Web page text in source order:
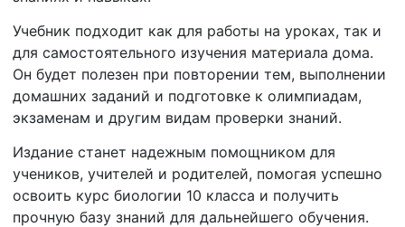
Учебник подходит как для работы на уроках, так и
для самостоятельного изучения материала дома.
Он будет полезен при повторении тем, выполнении
домашних заданий и подготовке к олимпиадам,
экзаменам и другим видам проверки знаний.
Издание станет надежным помощником для
учеников, учителей и родителей, помогая успешно
освоить курс биологии 10 класса и получить
прочную базу знаний для дальнейшего обучения.